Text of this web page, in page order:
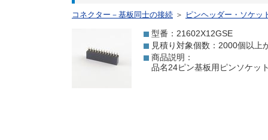
コネクター－基板同士の接続 ＞ ピンヘッダー・ソケッ
型番：21602X12GSE
見積り対象個数：2000個以上
商品説明：
品名24ピン基板用ピンソケッ